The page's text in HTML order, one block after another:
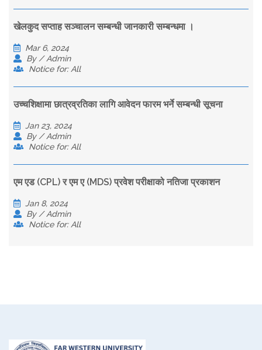
खेलकुद सप्ताह सञ्चालन सम्बन्धी जानकारी सम्बन्धमा ।
Mar 6, 2024
By / Admin
Notice for: All
उच्चशिक्षामा छात्रव्रतिका लागि आवेदन फारम भर्ने सम्बन्धी सूचना
Jan 23, 2024
By / Admin
Notice for: All
एम‍ एड (CPL) र एम‍ ए (MDS) प्रवेश परीक्षाको नतिजा प्रकाशन
Jan 8, 2024
By / Admin
Notice for: All